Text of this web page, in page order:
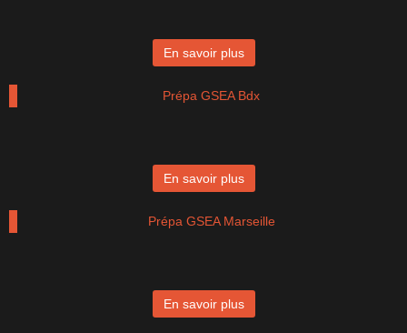
En savoir plus
Prépa GSEA Bdx
En savoir plus
Prépa GSEA Marseille
En savoir plus